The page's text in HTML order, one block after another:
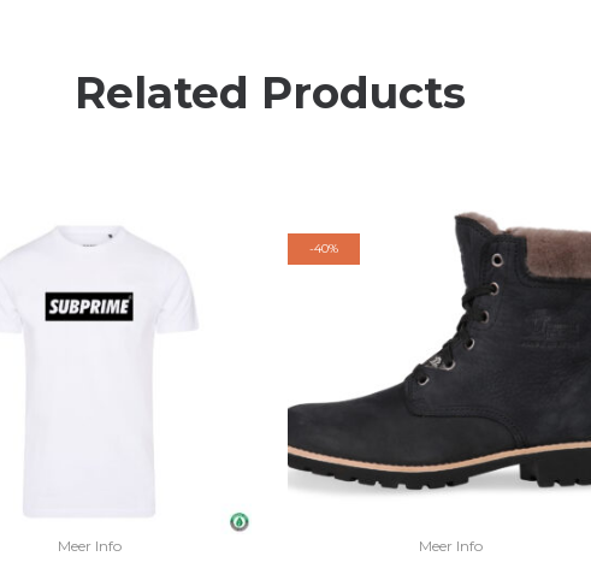
Related Products
Meer Info
-40%
Meer Info